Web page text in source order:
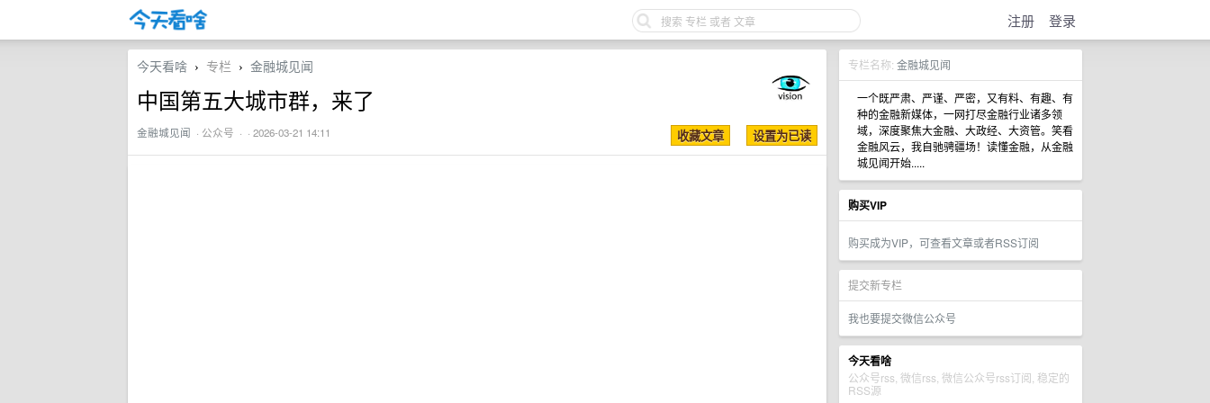
注册 登录
专栏名称: 金融城见闻
一个既严肃、严谨、严密，又有料、有趣、有
种的金融新媒体，一网打尽金融行业诸多领
域，深度聚焦大金融、大政经、大资管。笑看
金融风云，我自驰骋疆场！读懂金融，从金融
城见闻开始.....
购买VIP
购买成为VIP，可查看文章或者RSS订阅
提交新专栏
我也要提交微信公众号
今天看啥
公众号rss, 微信rss, 微信公众号rss订阅, 稳定的
RSS源
今天看啥 › 专栏 › 金融城见闻
中国第五大城市群，来了
金融城见闻 · 公众号 · · 2026-03-21 14:11